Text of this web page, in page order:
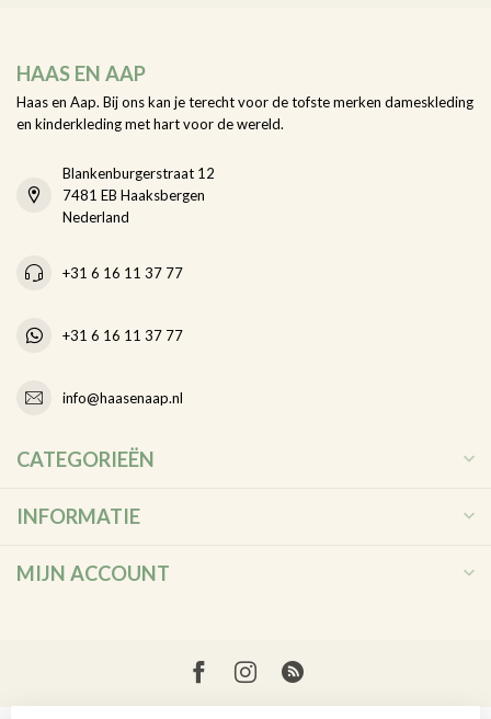
HAAS EN AAP
Haas en Aap. Bij ons kan je terecht voor de tofste merken dameskleding
en kinderkleding met hart voor de wereld.
Blankenburgerstraat 12
7481 EB Haaksbergen
Nederland
+31 6 16 11 37 77
+31 6 16 11 37 77
info@haasenaap.nl
CATEGORIEËN
INFORMATIE
MIJN ACCOUNT